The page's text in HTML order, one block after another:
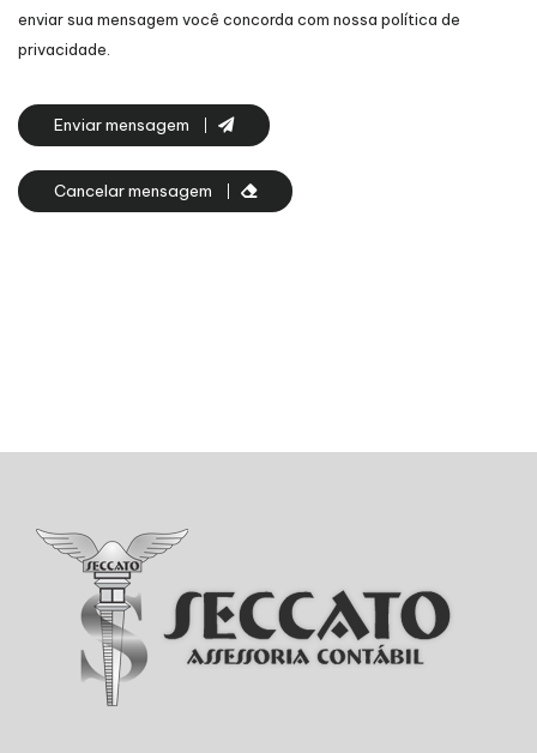
enviar sua mensagem você concorda com nossa política de
privacidade.
Enviar mensagem
Cancelar mensagem